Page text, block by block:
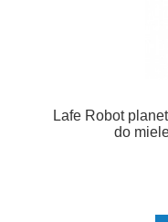
Lafe Robot
do